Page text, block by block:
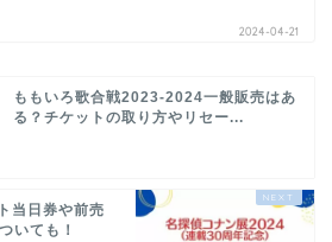
2024-04-21
ももいろ歌合戦2023-2024一般販売はあ
る？チケットの取り方やリセー...
当日券や前売
いても！